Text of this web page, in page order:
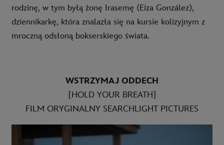
rodzinę, w tym byłą żonę Irasemę (Eiza González),
dziennikarkę, która znalazła się na kursie kolizyjnym z
mroczną odsłoną bokserskiego świata.
WSTRZYMAJ ODDECH
[HOLD YOUR BREATH]
FILM ORYGINALNY SEARCHLIGHT PICTURES